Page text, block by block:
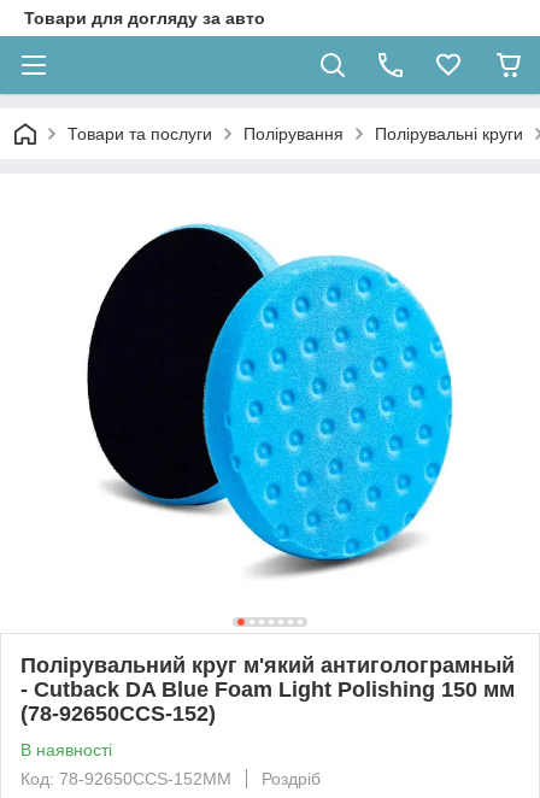
Товари для догляду за авто
Товари та послуги Полірування Полірувальні круги
Полірувальний круг м'який антиголограмный
- Сutback DA Blue Foam Light Polishing 150 мм
(78-92650CCS-152)
В наявності
Код: 78-92650CCS-152MM
Роздріб